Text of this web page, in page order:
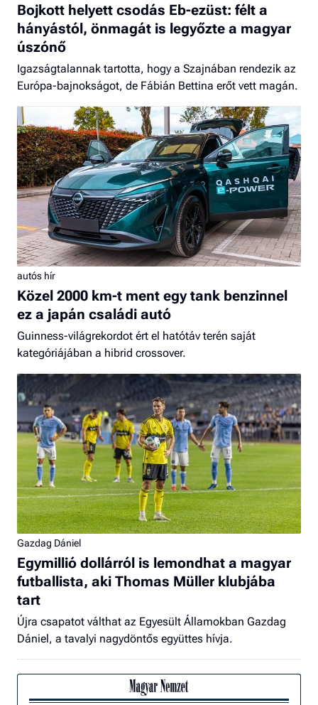
Bojkott helyett csodás Eb-ezüst: félt a
hányástól, önmagát is legyőzte a magyar
úszónő
Igazságtalannak tartotta, hogy a Szajnában rendezik az
Európa-bajnokságot, de Fábián Bettina erőt vett magán.
autós hír
Közel 2000 km-t ment egy tank benzinnel
ez a japán családi autó
Guinness-világrekordot ért el hatótáv terén saját
kategóriájában a hibrid crossover.
Gazdag Dániel
Egymillió dollárról is lemondhat a magyar
futballista, aki Thomas Müller klubjába
tart
Újra csapatot válthat az Egyesült Államokban Gazdag
Dániel, a tavalyi nagydöntős együttes hívja.